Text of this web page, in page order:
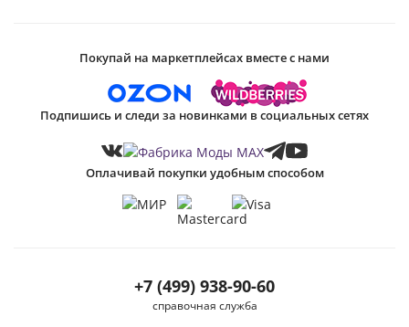
+7 (499) 938-90-60
справочная служба
Покупай на маркетплейсах вместе с нами
Подпишись и следи за новинками в социальных сетях
Оплачивай покупки удобным способом